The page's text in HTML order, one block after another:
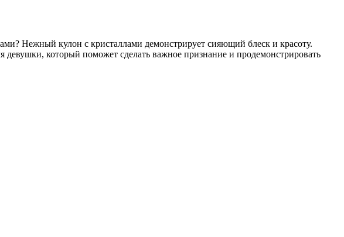
Нежный кулон с кристаллами демонстрирует сияющий блеск и красоту.
который поможет сделать важное признание и продемонстрировать